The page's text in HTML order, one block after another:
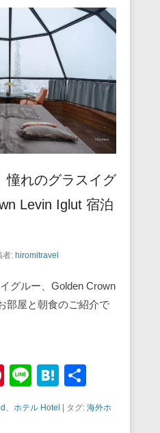
st
a
憧れのグラスイグ
Levin Iglut 宿泊
者: hiromitravel
グルー、Golden Crown
部屋と朝食のご紹介で
Pi
nt
er
Li
n
e
H
at
e
有
、 ホテル Hotel タグ: 海外ホ